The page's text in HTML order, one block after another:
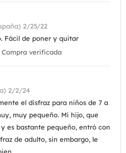
2/25/22
Fácil de poner y quitar
Compra verificada
2/2/24
el disfraz para niños de 7 a
muy pequeño. Mi hijo, que
es bastante pequeño, entró con
de adulto, sin embargo, le